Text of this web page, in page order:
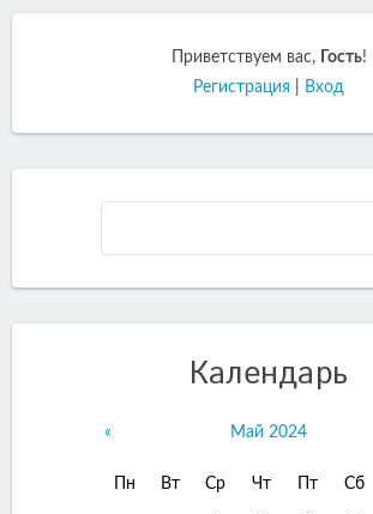
Приветствуем вас, Гость!
Регистрация
Вход
Календарь
« Май 2024
Пн Вт Ср Чт Пт Сб